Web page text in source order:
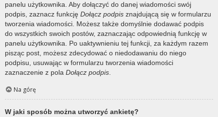
panelu użytkownika. Aby dołączyć do danej wiadomości swój
podpis, zaznacz funkcję Dołącz podpis znajdującą się w formularzu
tworzenia wiadomości. Możesz także domyślnie dodawać podpis
do wszystkich swoich postów, zaznaczając odpowiednią funkcję w
panelu użytkownika. Po uaktywnieniu tej funkcji, za każdym razem
pisząc post, możesz zdecydować o niedodawaniu do niego
podpisu, usuwając w formularzu tworzenia wiadomości
zaznaczenie z pola Dołącz podpis.
Na górę
W jaki sposób można utworzyć ankietę?